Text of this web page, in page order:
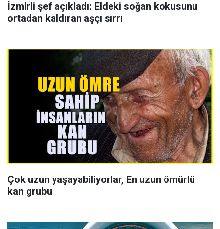
İzmirli şef açıkladı: Eldeki soğan kokusunu
ortadan kaldıran aşçı sırrı
Çok uzun yaşayabiliyorlar, En uzun ömürlü
kan grubu